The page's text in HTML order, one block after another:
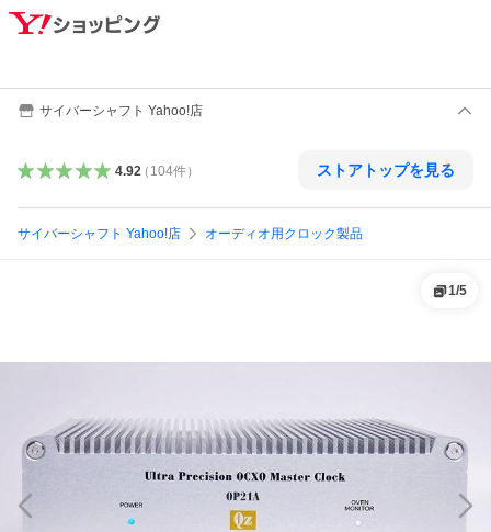
サイバーシャフト Yahoo!店
4.92（ 104件） ストアトップを見る
サイバーシャフト Yahoo!店 オーディオ用クロック製品
1/5